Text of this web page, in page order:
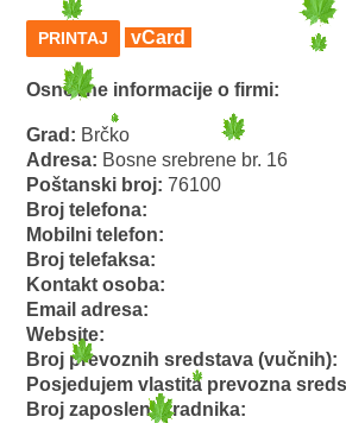
PRINTAJ vCard
Osnovne informacije o firmi:
Grad: Brčko
Adresa: Bosne srebrene br. 16
Poštanski broj:76100
Broj telefona:
Mobilni telefon:
Broj telefaksa:
Kontakt osoba:
Email adresa:
Website:
Broj prevoznih sredstava (vučnih):
Posjedujem vlastita prevozna
Broj zaposlenih radnika: